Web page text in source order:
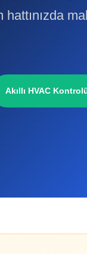
Akıllı HVAC